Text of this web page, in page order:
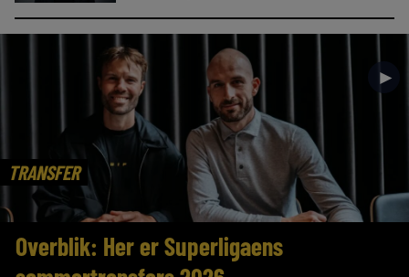
TRANSFER
►
Overblik: Her er Superligaens